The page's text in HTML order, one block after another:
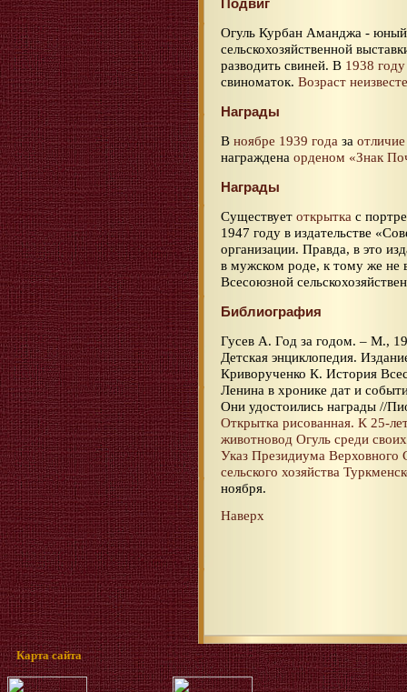
Подвиг
Огуль Курбан Аманджа -
сельскохозяйственной
разводить свиней. В 1938 году
свиноматок. Возраст
Награды
В ноябре 1939 года за
награждена орденом «Знак
Награды
Существует открытка с
1947 году в издательстве
организации. Правда, в это
в мужском роде, к тому же не
Всесоюзной
Библиография
Гусев А. Год за годом. – М.,
Детская энциклопедия.
Криворученко К. История
Ленина в хронике дат и
Они удостоились награды //
Открытка рисованная. К 25-
животновод Огуль среди
Указ Президиума Верховного
сельского хозяйства
ноября.
Наверх
Карта сайта